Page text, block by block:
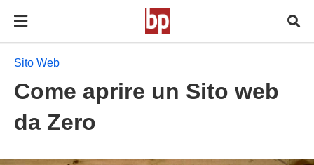
Sito Web
Come aprire un Sito web
da Zero